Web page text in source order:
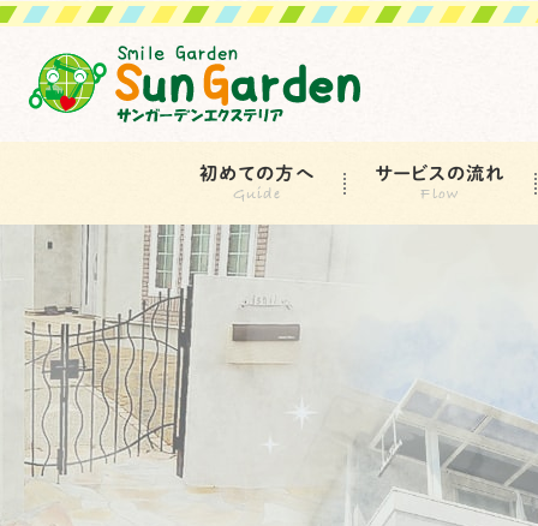
初めての方へ サービスの流れ